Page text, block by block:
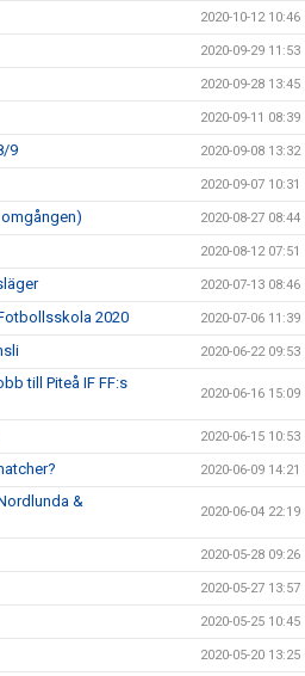
2020-10-12 10:46
2020-09-29 11:53
2020-09-28 13:45
2020-09-11 08:39
9 2020-09-08 13:32
2020-09-07 10:31
omgången) 2020-08-27 08:44
2020-08-12 07:51
2020-07-13 08:46
2020 2020-07-06 11:39
2020-06-22 09:53
till Piteå IF FF:s
2020-06-16 15:09
2020-06-15 10:53
2020-06-09 14:21
&
2020-06-04 22:19
2020-05-28 09:26
2020-05-27 13:57
2020-05-25 10:45
2020-05-20 13:25